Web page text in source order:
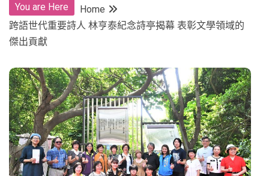
You are Here
Home
跨語世代重要詩人 林亨泰紀念詩亭揭幕 表彰文學領域的
傑出貢獻